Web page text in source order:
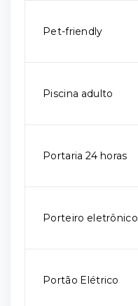
Pet-friendly
Piscina adulto
Portaria 24 horas
Porteiro eletrônico
Portão Elétrico